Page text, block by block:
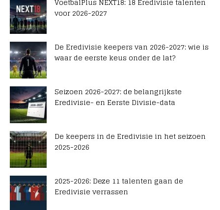
voor 2026-2027
De Eredivisie keepers van 2026-2027: wie is
waar de eerste keus onder de lat?
Seizoen 2026-2027: de belangrijkste
Eredivisie- en Eerste Divisie-data
De keepers in de Eredivisie in het seizoen
2025-2026
2025-2026: Deze 11 talenten gaan de
Eredivisie verrassen